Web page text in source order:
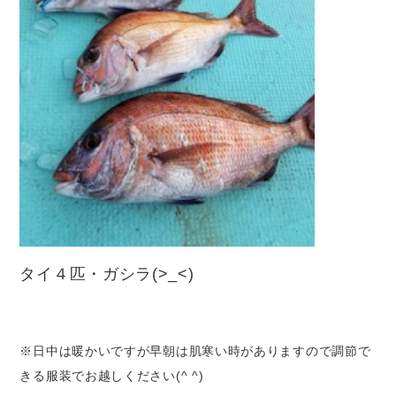
タイ４匹・ガシラ(>_<)
※日中は暖かいですが早朝は肌寒い時がありますので調節で
きる服装でお越しください(^ ^)